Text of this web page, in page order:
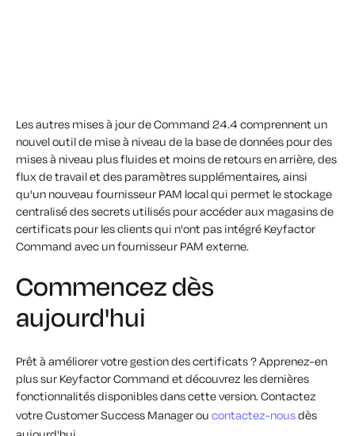
Les autres mises à jour de Command 24.4 comprennent un
nouvel outil de mise à niveau de la base de données pour des
mises à niveau plus fluides et moins de retours en arrière, des
flux de travail et des paramètres supplémentaires, ainsi
qu'un nouveau fournisseur PAM local qui permet le stockage
centralisé des secrets utilisés pour accéder aux magasins de
certificats pour les clients qui n'ont pas intégré Keyfactor
Command avec un fournisseur PAM externe.
Commencez dès
aujourd'hui
Prêt à améliorer votre gestion des certificats ? Apprenez-en
plus sur Keyfactor Command et découvrez les dernières
fonctionnalités disponibles dans cette version. Contactez
votre Customer Success Manager ou contactez-nousdès